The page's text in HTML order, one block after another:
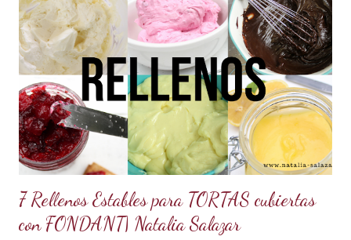
sistema americano y no el métrico, o ambos como suelo
usarlo yo en mis recetas. En lo personal pienso que si soy
una pastelera debo manejar los dos sistemas de medidas
para así poder obtener los mejores resultados en mis
preparaciones y poder sacar con éxito cualquier receta. Así
que me fui a investigar y descubrí que los estado...
7 Rellenos Estables para TORTAS cubiertas
con FONDANT| Natalia Salazar